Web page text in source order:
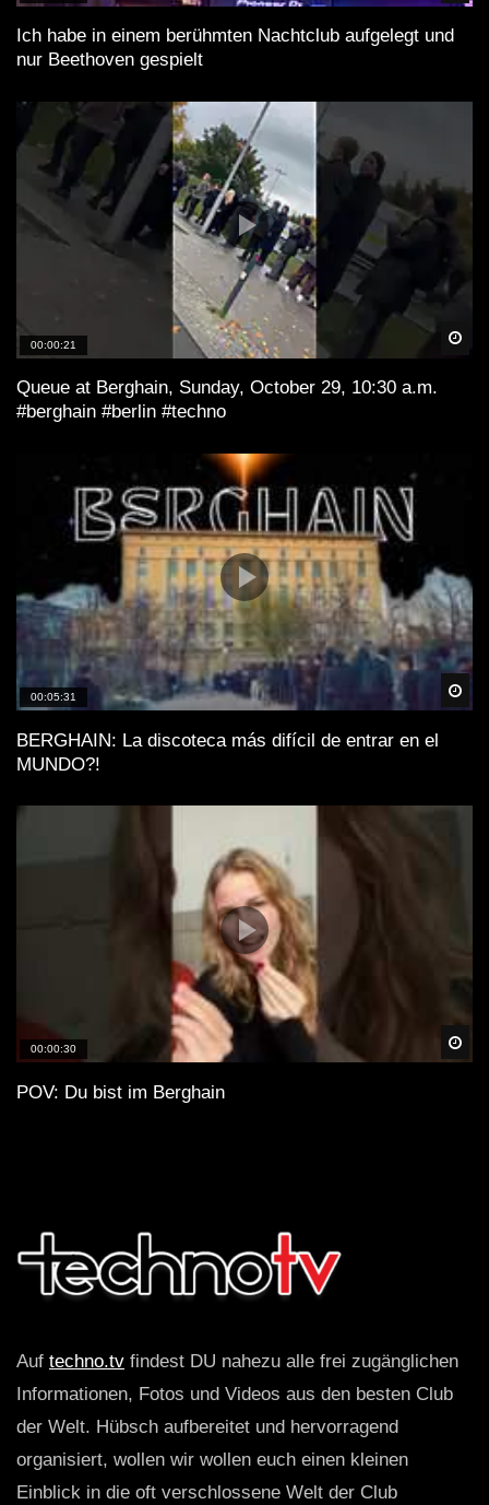
Ich habe in einem berühmten Nachtclub aufgelegt und
nur Beethoven gespielt
00:00:21
Queue at Berghain, Sunday, October 29, 10:30 a.m.
#berghain #berlin #techno
00:05:31
BERGHAIN: La discoteca más difícil de entrar en el
MUNDO?!
00:00:30
POV: Du bist im Berghain
Auf techno.tv findest DU nahezu alle frei zugänglichen
Informationen, Fotos und Videos aus den besten Club
der Welt. Hübsch aufbereitet und hervorragend
organisiert, wollen wir wollen euch einen kleinen
Einblick in die oft verschlossene Welt der Club